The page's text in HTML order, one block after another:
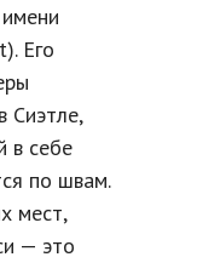
Его
Сиэтле,
в себе
по швам.
мест,
— это